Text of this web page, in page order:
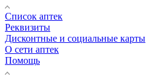
Список аптек
Реквизиты
Дисконтные и социальные карты
О сети аптек
Помощь